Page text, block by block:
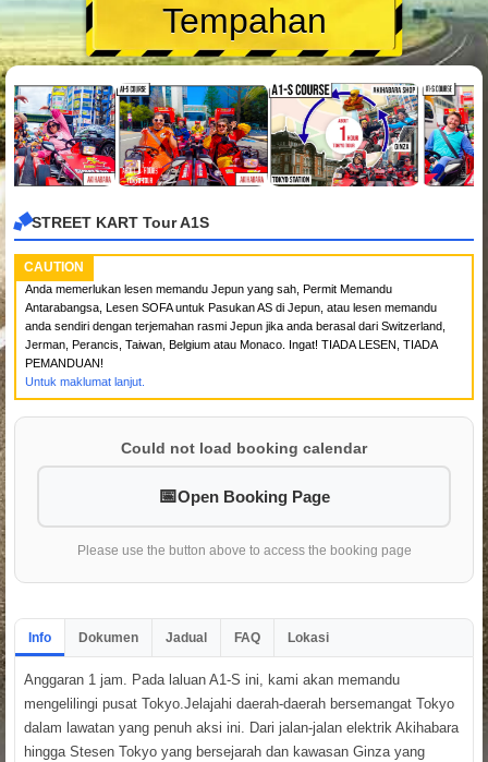
Tempahan
STREET KART Tour A1S
CAUTION
Anda memerlukan lesen memandu Jepun yang sah, Permit Memandu
Antarabangsa, Lesen SOFA untuk Pasukan AS di Jepun, atau lesen memandu
anda sendiri dengan terjemahan rasmi Jepun jika anda berasal dari Switzerland,
Jerman, Perancis, Taiwan, Belgium atau Monaco. Ingat! TIADA LESEN, TIADA
PEMANDUAN!
Untuk maklumat lanjut.
Could not load booking calendar
Open Booking Page
Please use the button above to access the booking page
Info Dokumen Jadual FAQ Lokasi
Anggaran 1 jam. Pada laluan A1-S ini, kami akan memandu
mengelilingi pusat Tokyo.Jelajahi daerah-daerah bersemangat Tokyo
dalam lawatan yang penuh aksi ini. Dari jalan-jalan elektrik Akihabara
hingga Stesen Tokyo yang bersejarah dan kawasan Ginza yang